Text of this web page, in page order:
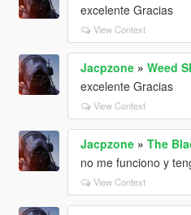
excelente Gracias
View Context
Jacpzone» Weed
excelente Gracias
View Context
Jacpzone» The
no me funciono y
View Context